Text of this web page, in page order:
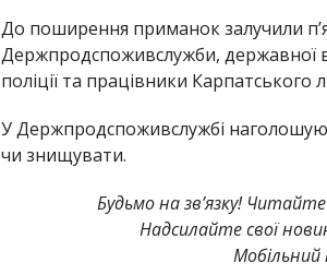
До поширення приманок залучили
Держпродспоживслужби, державної
поліції та працівники Карпатського
У Держпродспоживслужбі
чи знищувати.
Будьмо на зв’язку!
Надсилайте свої
Мобільний